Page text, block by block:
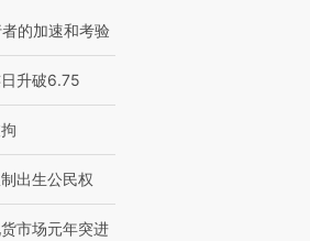
的加速和考验
升破6.75
出生公民权
市场元年突进